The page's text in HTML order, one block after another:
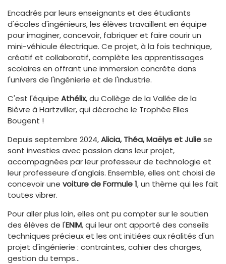
Encadrés par leurs enseignants et des étudiants
d'écoles d'ingénieurs, les élèves travaillent en équipe
pour imaginer, concevoir, fabriquer et faire courir un
mini-véhicule électrique. Ce projet, à la fois technique,
créatif et collaboratif, complète les apprentissages
scolaires en offrant une immersion concrète dans
l'univers de l'ingénierie et de l'industrie.
C'est l'équipe Athélix, du Collège de la Vallée de la
Bièvre à Hartzviller, qui décroche le Trophée Elles
Bougent !
Depuis septembre 2024,Alicia, Théa, Maëlys et Juliese
sont investies avec passion dans leur projet,
accompagnées par leur professeur de technologie et
leur professeure d'anglais. Ensemble, elles ont choisi de
concevoir une voiture de Formule 1, un thème qui les fait
toutes vibrer.
Pour aller plus loin, elles ont pu compter sur le soutien
des élèves de l'ENIM, qui leur ont apporté des conseils
techniques précieux et les ont initiées aux réalités d'un
projet d'ingénierie : contraintes, cahier des charges,
gestion du temps…